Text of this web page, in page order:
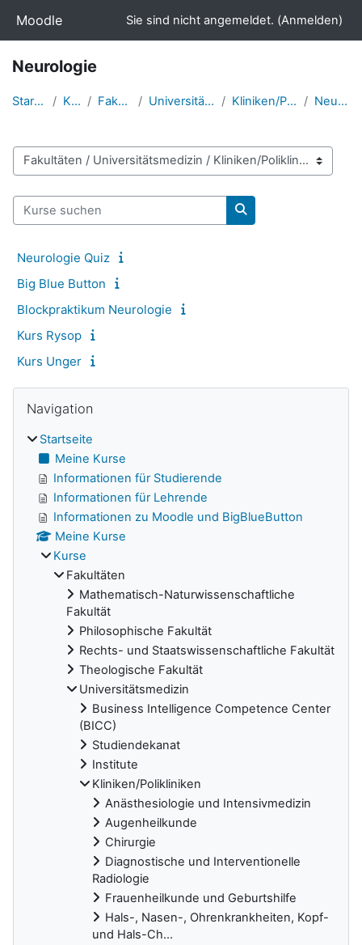
Moodle Sie sind nicht angemeldet. (Anmelden)
Neurologie
Startseite Kurse Fakultäten Universitätsmedizin Kliniken/Polikliniken Neurologie
Kursbereiche
Kurse suchen
Kurse suchen
Neurologie Quiz
Big Blue Button
Blockpraktikum Neurologie
Kurs Rysop
Kurs Unger
Navigation
Startseite
Meine Kurse
Informationen für Studierende
Informationen für Lehrende
Informationen zu Moodle und BigBlueButton
Meine Kurse
Kurse
Fakultäten
Mathematisch-Naturwissenschaftliche
Fakultät
Philosophische Fakultät
Rechts- und Staatswissenschaftliche Fakultät
Theologische Fakultät
Universitätsmedizin
Business Intelligence Competence Center
(BICC)
Studiendekanat
Institute
Kliniken/Polikliniken
Anästhesiologie und Intensivmedizin
Augenheilkunde
Chirurgie
Diagnostische und Interventionelle
Radiologie
Frauenheilkunde und Geburtshilfe
Hals-, Nasen-, Ohrenkrankheiten, Kopf-
und Hals-Ch...